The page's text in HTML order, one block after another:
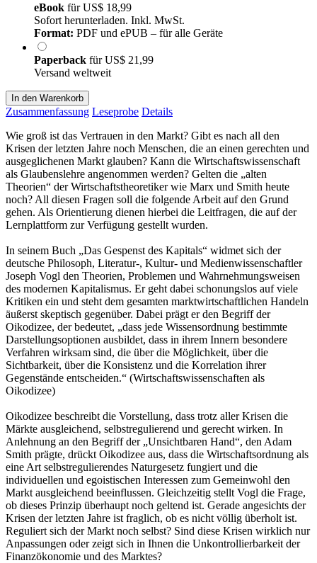
eBook fürUS$ 18,99
Sofort herunterladen. Inkl. MwSt.
Format: PDF und ePUB – für alle Geräte
Paperback fürUS$ 21,99
Versand weltweit
In den Warenkorb
Zusammenfassung Leseprobe Details
Wie groß ist das Vertrauen in den Markt? Gibt es nach all den
Krisen der letzten Jahre noch Menschen, die an einen gerechten und
ausgeglichenen Markt glauben? Kann die Wirtschaftswissenschaft
als Glaubenslehre angenommen werden? Gelten die „alten
Theorien“ der Wirtschaftstheoretiker wie Marx und Smith heute
noch? All diesen Fragen soll die folgende Arbeit auf den Grund
gehen. Als Orientierung dienen hierbei die Leitfragen, die auf der
Lernplattform zur Verfügung gestellt wurden.
In seinem Buch „Das Gespenst des Kapitals“ widmet sich der
deutsche Philosoph, Literatur-, Kultur- und Medienwissenschaftler
Joseph Vogl den Theorien, Problemen und Wahrnehmungsweisen
des modernen Kapitalismus. Er geht dabei schonungslos auf viele
Kritiken ein und steht dem gesamten marktwirtschaftlichen Handeln
äußerst skeptisch gegenüber. Dabei prägt er den Begriff der
Oikodizee, der bedeutet, „dass jede Wissensordnung bestimmte
Darstellungsoptionen ausbildet, dass in ihrem Innern besondere
Verfahren wirksam sind, die über die Möglichkeit, über die
Sichtbarkeit, über die Konsistenz und die Korrelation ihrer
Gegenstände entscheiden.“ (Wirtschaftswissenschaften als
Oikodizee)
Oikodizee beschreibt die Vorstellung, dass trotz aller Krisen die
Märkte ausgleichend, selbstregulierend und gerecht wirken. In
Anlehnung an den Begriff der „Unsichtbaren Hand“, den Adam
Smith prägte, drückt Oikodizee aus, dass die Wirtschaftsordnung als
eine Art selbstregulierendes Naturgesetz fungiert und die
individuellen und egoistischen Interessen zum Gemeinwohl den
Markt ausgleichend beeinflussen. Gleichzeitig stellt Vogl die Frage,
ob dieses Prinzip überhaupt noch geltend ist. Gerade angesichts der
Krisen der letzten Jahre ist fraglich, ob es nicht völlig überholt ist.
Reguliert sich der Markt noch selbst? Sind diese Krisen wirklich nur
Anpassungen oder zeigt sich in Ihnen die Unkontrollierbarkeit der
Finanzökonomie und des Marktes?